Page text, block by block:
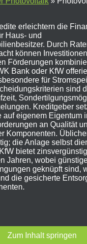
erleichtern die
Haus- und
Durch
können
Förderungen
Bank oder KfW
für
sind
Kreditgeber
auf eigenem Eigentum
an Qualität
Komponenten.
die Anlage selbst
bietet
Jahren, wobei
geknüpft sind,
die gesicherte
Zum Inhalt springen